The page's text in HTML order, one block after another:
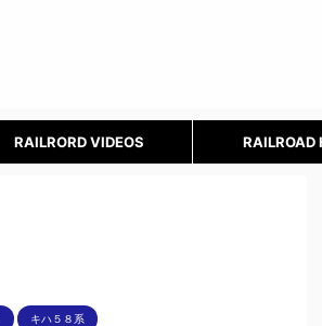
RAILRORD VIDEOS RAILROAD
キハ５８系